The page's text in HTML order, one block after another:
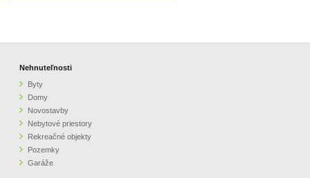
GARÁŽE
O NÁS
CENNÍK REALITNEJ INZERCIE
ZVÝRAZNENIE REALITNÝCH INZERÁTOV
Nehnuteľnosti
Byty
Domy
Novostavby
Nebytové priestory
Rekreačné objekty
Pozemky
Garáže